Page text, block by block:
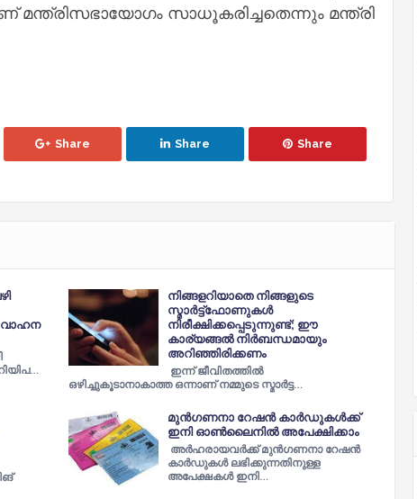
മന്ത്രിസഭായോഗം സാധൂകരിച്ചതെന്നും മന്ത്രി
Share Share Share
വാഹന
നിങ്ങളറിയാതെ നിങ്ങളുടെ
സ്മാര്‍ട്ട്ഫോണുകള്‍
നിരീക്ഷിക്കപ്പെടുന്നുണ്ട്; ഈ
കാര്യങ്ങല്‍ നിര്‍ബന്ധമായും
അറിഞ്ഞിരിക്കണം
ഇന്ന് ജീവിതത്തില്‍
ഒഴിച്ചുകൂടാനാകാത്ത ഒന്നാണ് നമ്മുടെ സ്മാര്‍ട്ട…
മുൻഗണനാ റേഷൻ കാർഡുകൾക്ക്
ഇനി ഓൺലൈനിൽ അപേക്ഷിക്കാം
അർഹരായവർക്ക് മുൻഗണനാ റേഷൻ
കാർഡുകൾ ലഭിക്കുന്നതിനുള്ള
അപേക്ഷകൾ ഇനി…